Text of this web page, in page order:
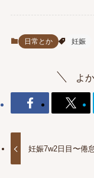
日常とか 妊娠
よ
妊娠7w2日目〜倦